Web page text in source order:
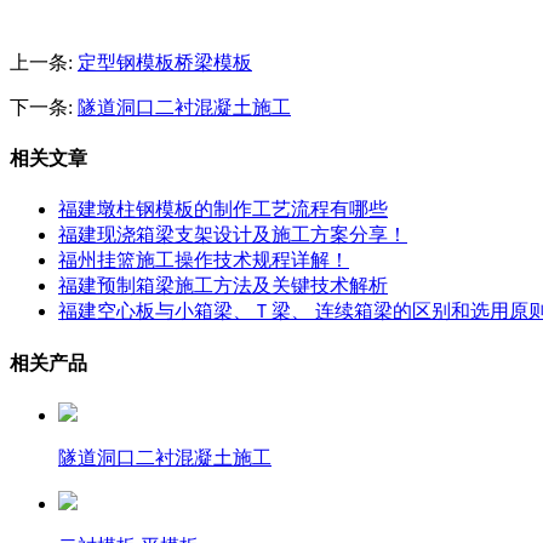
上一条: 定型钢模板桥梁模板
下一条: 隧道洞口二衬混凝土施工
相关文章
福建墩柱钢模板的制作工艺流程有哪些
福建现浇箱梁支架设计及施工方案分享！
福州挂篮施工操作技术规程详解！
福建预制箱梁施工方法及关键技术解析
福建空心板与小箱梁、Ｔ梁、 连续箱梁的区别和选用原
相关产品
隧道洞口二衬混凝土施工